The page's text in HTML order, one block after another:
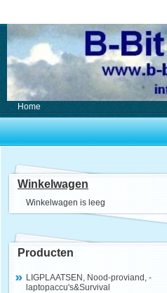
Home
Winkelwagen
Winkelwagen is leeg
Producten
LIGPLAATSEN, Nood-proviand, -
laptopaccu's&Survival